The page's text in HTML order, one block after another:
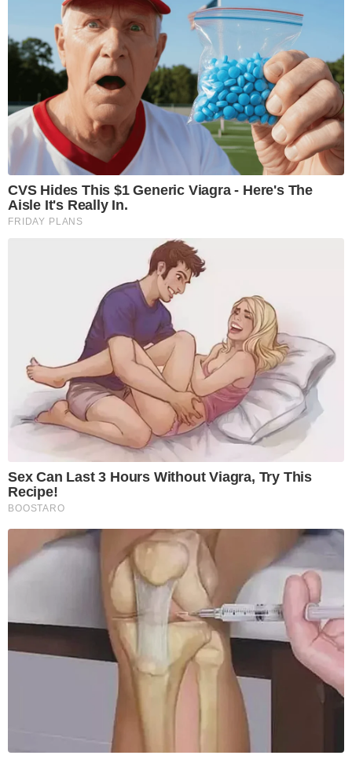
CVS Hides This $1 Generic Viagra - Here's The
Aisle It's Really In.
FRIDAY PLANS
Sex Can Last 3 Hours Without Viagra, Try This
Recipe!
BOOSTARO